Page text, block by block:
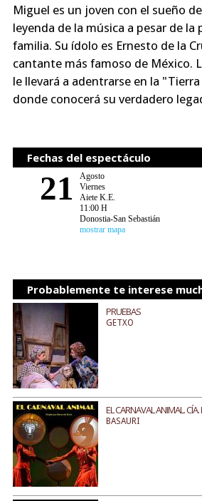
Miguel es un joven con el sueño
leyenda de la música a pesar de la
familia. Su ídolo es Ernesto de la
cantante más famoso de México.
le llevará a adentrarse en la
donde conocerá su verdadero
Fechas del espectáculo
21
Agosto
Viernes
Aiete K.E.
11:00 H
Donostia-San Sebastián
mostrar mapa
Probablemente te interese
PRUEBAS
GETXO
EL CARNAVAL ANIMAL.
BASAURI